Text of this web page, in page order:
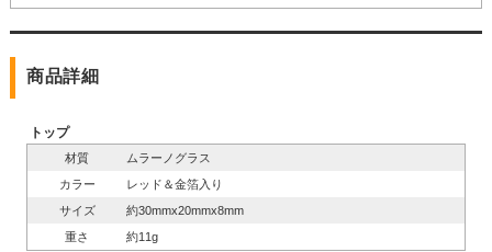
商品詳細
トップ
材質
ムラーノグラス
カラー
レッド＆金箔入り
サイズ
約30mmx20mmx8mm
重さ
約11g